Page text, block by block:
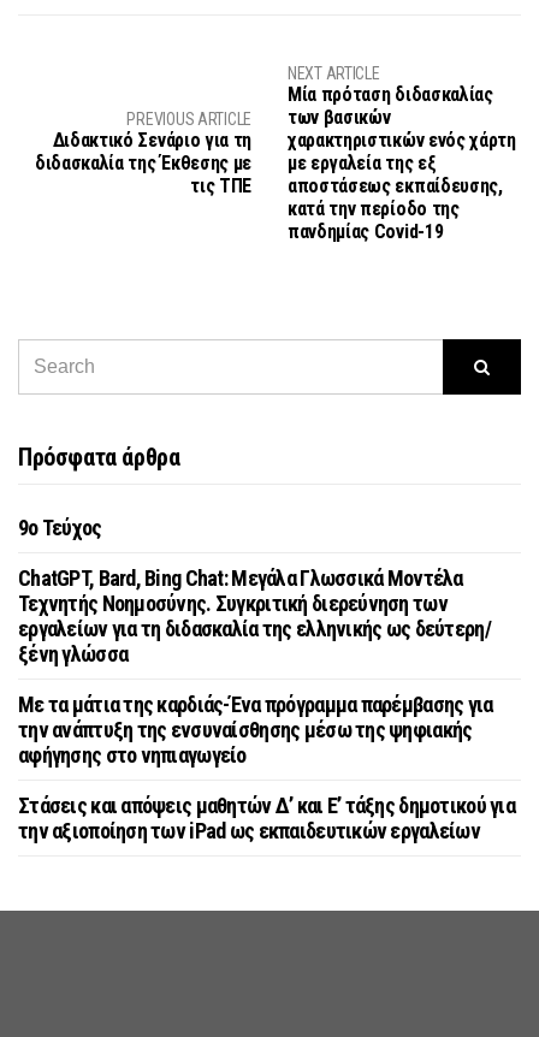
PREVIOUS ARTICLE
Διδακτικό Σενάριο για τη
διδασκαλία της Έκθεσης με
τις ΤΠΕ
NEXT ARTICLE
Μία πρόταση διδασκαλίας
των βασικών
χαρακτηριστικών ενός χάρτη
με εργαλεία της εξ
αποστάσεως εκπαίδευσης,
κατά την περίοδο της
πανδημίας Covid-19
Πρόσφατα άρθρα
9o Τεύχος
ChatGPT, Bard, Bing Chat: Μεγάλα Γλωσσικά Μοντέλα
Τεχνητής Νοημοσύνης. Συγκριτική διερεύνηση των
εργαλείων για τη διδασκαλία της ελληνικής ως δεύτερη/
ξένη γλώσσα
Με τα μάτια της καρδιάς-Ένα πρόγραμμα παρέμβασης για
την ανάπτυξη της ενσυναίσθησης μέσω της ψηφιακής
αφήγησης στο νηπιαγωγείο
Στάσεις και απόψεις μαθητών Δ’ και Ε’ τάξης δημοτικού για
την αξιοποίηση των iPad ως εκπαιδευτικών εργαλείων